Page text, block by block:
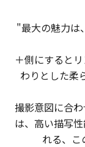
"最大の​魅力は
＋側に​すると​
わりと​した​柔
撮影意図に​合
は、​高い​描写
れる、​